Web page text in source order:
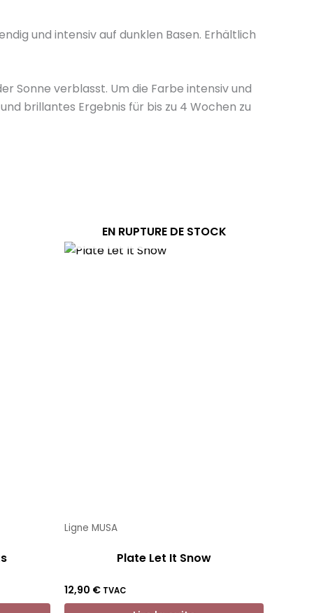
und intensiv auf dunklen Basen. Erhältlich
Sonne verblasst. Um die Farbe intensiv und
brillantes Ergebnis für bis zu 4 Wochen zu
EN RUPTURE DE STOCK
Ligne MUSA
Plate Let It Snow
12,90 € TVAC